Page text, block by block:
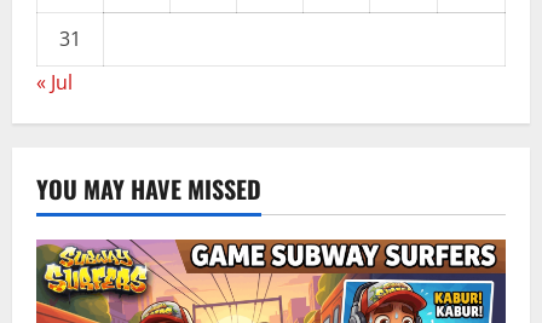
31
« Jul
YOU MAY HAVE MISSED